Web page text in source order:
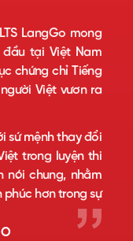
LangGo mong
tại Việt Nam
chứng chỉ Tiếng
Việt vươn ra
sứ mệnh thay đổi
trong luyện thi
nói chung, nhằm
hơn trong sự